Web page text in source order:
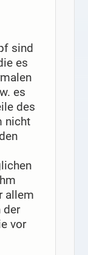
sind
es
es
des
nicht
allem
der
vor